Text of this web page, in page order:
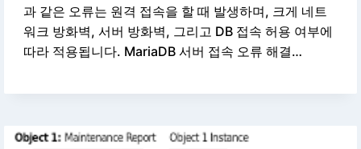
과 같은 오류는 원격 접속을 할 때 발생하며, 크게 네트
워크 방화벽, 서버 방화벽, 그리고 DB 접속 허용 여부에
따라 적용됩니다. MariaDB 서버 접속 오류 해결…